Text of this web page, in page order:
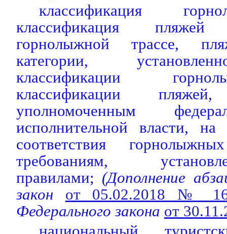
классификация
классификация
горнолыжной трассе,
категории,
классификации
классификации
уполномоченным
исполнительной власти,
соответствия
требованиям,
правилами; (Дополнение
закон от 05.02.2018 №
Федерального закона от